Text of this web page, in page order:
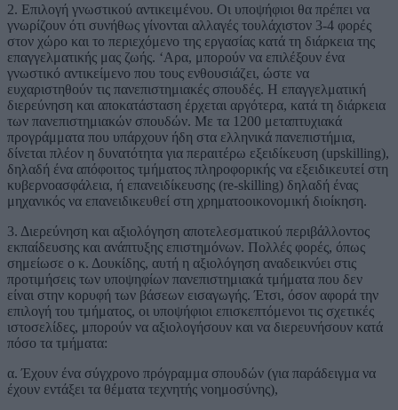
2. Επιλογή γνωστικού αντικειμένου. Οι υποψήφιοι θα πρέπει να
γνωρίζουν ότι συνήθως γίνονται αλλαγές τουλάχιστον 3-4 φορές
στον χώρο και το περιεχόμενο της εργασίας κατά τη διάρκεια της
επαγγελματικής μας ζωής. ‘Αρα, μπορούν να επιλέξουν ένα
γνωστικό αντικείμενο που τους ενθουσιάζει, ώστε να
ευχαριστηθούν τις πανεπιστημιακές σπουδές. Η επαγγελματική
διερεύνηση και αποκατάσταση έρχεται αργότερα, κατά τη διάρκεια
των πανεπιστημιακών σπουδών. Με τα 1200 μεταπτυχιακά
προγράμματα που υπάρχουν ήδη στα ελληνικά πανεπιστήμια,
δίνεται πλέον η δυνατότητα για περαιτέρω εξειδίκευση (upskilling),
δηλαδή ένα απόφοιτος τμήματος πληροφορικής να εξειδικευτεί στη
κυβερνοασφάλεια, ή επανειδίκευσης (re-skilling) δηλαδή ένας
μηχανικός να επανειδικευθεί στη χρηματοοικονομική διοίκηση.
3. Διερεύνηση και αξιολόγηση αποτελεσματικού περιβάλλοντος
εκπαίδευσης και ανάπτυξης επιστημόνων. Πολλές φορές, όπως
σημείωσε ο κ. Δουκίδης, αυτή η αξιολόγηση αναδεικνύει στις
προτιμήσεις των υποψηφίων πανεπιστημιακά τμήματα που δεν
είναι στην κορυφή των βάσεων εισαγωγής. Έτσι, όσον αφορά την
επιλογή του τμήματος, οι υποψήφιοι επισκεπτόμενοι τις σχετικές
ιστοσελίδες, μπορούν να αξιολογήσουν και να διερευνήσουν κατά
πόσο τα τμήματα:
α. Έχουν ένα σύγχρονο πρόγραμμα σπουδών (για παράδειγμα να
έχουν εντάξει τα θέματα τεχνητής νοημοσύνης),